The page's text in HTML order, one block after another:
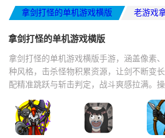
拿剑打怪的单机游戏横版
老游戏
拿剑打怪的单机游戏横版
拿剑打怪的单机游戏横版手游，涵盖像素
种风格，击杀怪物积累资源，让剑不断变
配精准跳跃与斩击判定，战斗爽感拉满。
物设计巧妙，打击感扎实，技能切换流畅
持多人联机。